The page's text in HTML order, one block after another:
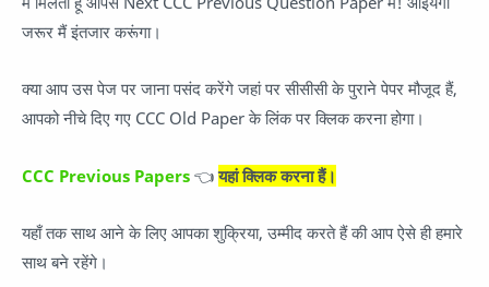
जरूर मैं इंतजार करूंगा।
क्या आप उस पेज पर जाना पसंद करेंगे जहां पर सीसीसी के पुराने पेपर मौजूद हैं,
आपको नीचे दिए गए CCC Old Paper के लिंक पर क्लिक करना होगा।
CCC Previous Papers 👈यहां क्लिक करना हैं।
यहाँ तक साथ आने के लिए आपका शुक्रिया, उम्मीद करते हैं की आप ऐसे ही हमारे
साथ बने रहेंगे।